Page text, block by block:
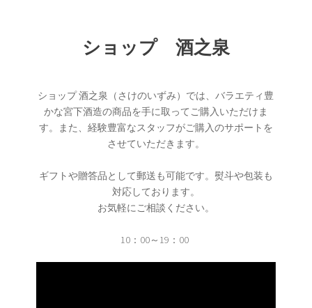
ショップ 酒之泉
ショップ 酒之泉（さけのいずみ）では、バラエティ豊
かな宮下酒造の商品を手に取ってご購入いただけま
す。また、経験豊富なスタッフがご購入のサポートを
させていただきます。
ギフトや贈答品として郵送も可能です。熨斗や包装も
対応しております。
お気軽にご相談ください。
10：00～19：00